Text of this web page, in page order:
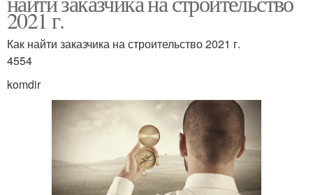
2021 г.
Как найти заказчика на строительство 2021 г.
4554
komdir